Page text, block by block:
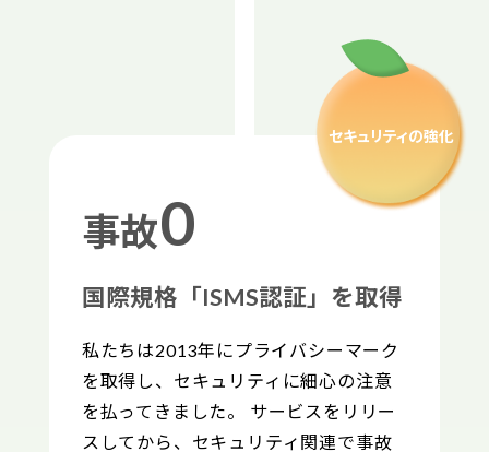
事故0
国際規格「ISMS認証」を取得
私たちは2013年にプライバシーマーク
を取得し、セキュリティに細心の注意
を払ってきました。 サービスをリリー
スしてから、セキュリティ関連で事故
セキュリティの強化